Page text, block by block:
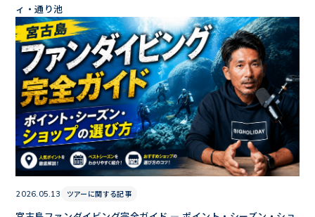
ィ・通り池
2026.05.13 ツアーに関する記事